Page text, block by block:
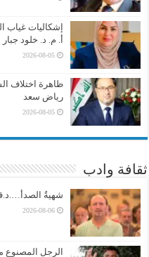
إشكاليات غياب
أ. م. د. خلود
2026-08-05
ظاهرة اختلاف
رياض سعد
2026-08-05
ثقافة وادب
شهيةُ
2026-08-06
الرجل